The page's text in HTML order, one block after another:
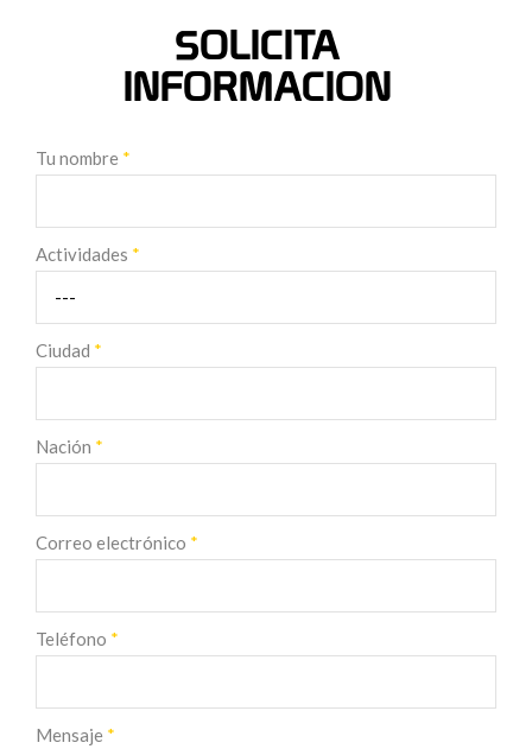
SOLICITA
INFORMACION
Tu nombre *
Actividades *
Ciudad *
Nación *
Correo electrónico *
Teléfono *
Mensaje *